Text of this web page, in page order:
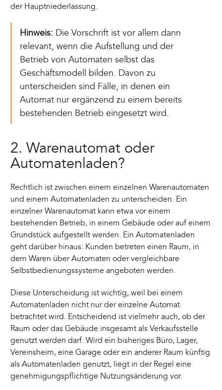
der Hauptniederlassung.
Hinweis: Die Vorschrift ist vor allem dann
relevant, wenn die Aufstellung und der
Betrieb von Automaten selbst das
Geschäftsmodell bilden. Davon zu
unterscheiden sind Fälle, in denen ein
Automat nur ergänzend zu einem bereits
bestehenden Betrieb eingesetzt wird.
2. Warenautomat oder
Automatenladen?
Rechtlich ist zwischen einem einzelnen Warenautomaten
und einem Automatenladen zu unterscheiden. Ein
einzelner Warenautomat kann etwa vor einem
bestehenden Betrieb, in einem Gebäude oder auf einem
Grundstück aufgestellt werden. Ein Automatenladen
geht darüber hinaus: Kunden betreten einen Raum, in
dem Waren über Automaten oder vergleichbare
Selbstbedienungssysteme angeboten werden.
Diese Unterscheidung ist wichtig, weil bei einem
Automatenladen nicht nur der einzelne Automat
betrachtet wird. Entscheidend ist vielmehr auch, ob der
Raum oder das Gebäude insgesamt als Verkaufsstelle
genutzt werden darf. Wird ein bisheriges Büro, Lager,
Vereinsheim, eine Garage oder ein anderer Raum künftig
als Automatenladen genutzt, liegt in der Regel eine
genehmigungspflichtige Nutzungsänderung vor.